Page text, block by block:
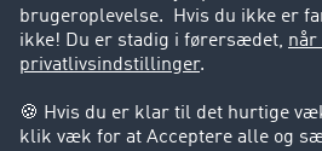
Support
Juridiske forhold